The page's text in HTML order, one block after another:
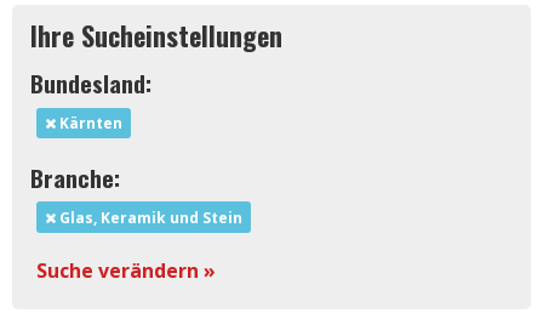
Ihre Sucheinstellungen
Bundesland:
Kärnten
Branche:
Glas, Keramik und Stein
Suche verändern »